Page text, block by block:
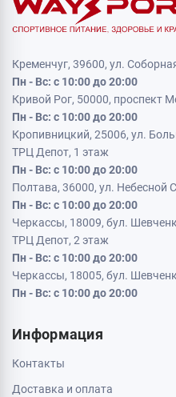
Кременчуг, 39600, ул.
Пн - Вс: с 10:00 до 20:00
Кривой Рог, 50000, проспект
Пн - Вс: с 10:00 до 20:00
Кропивницкий, 25006, ул.
ТРЦ Депот, 1 этаж
Пн - Вс: с 10:00 до 20:00
Полтава, 36000, ул. Небесной
Пн - Вс: с 10:00 до 20:00
Черкассы, 18009, бул.
ТРЦ Депот, 2 этаж
Пн - Вс: с 10:00 до 20:00
Черкассы, 18005, бул.
Пн - Вс: с 10:00 до 20:00
Информация
Контакты
Доставка и оплата